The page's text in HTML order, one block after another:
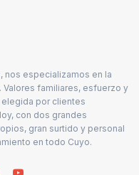
nos especializamos en la
familiares, esfuerzo y
por clientes
con dos grandes
gran surtido y personal
en todo Cuyo.